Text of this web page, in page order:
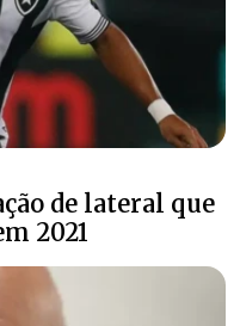
de lateral que
2021